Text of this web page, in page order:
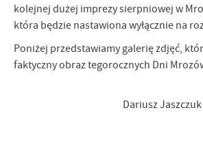
kolejnej dużej imprezy sierpniowej w
która będzie nastawiona wyłącznie na
Poniżej przedstawiamy galerię zdjęć,
faktyczny obraz tegorocznych Dni
Dariusz